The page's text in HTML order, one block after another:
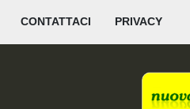
CONTATTACI PRIVACY